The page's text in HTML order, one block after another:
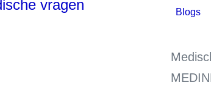
vragen
Blogs